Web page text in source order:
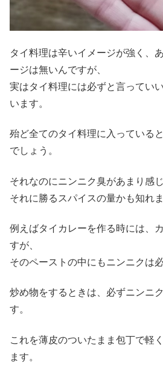
タイ料理は辛いイメージが強く、
ージは無いんですが、
実はタイ料理には必ずと言ってい
います。
殆ど全てのタイ料理に入っている
でしょう。
それなのにニンニク臭があまり感
それに勝るスパイスの量かも知れま
例えばタイカレーを作る時には、
すが、
そのペーストの中にもニンニクは
炒め物をするときは、必ずニンニ
す。
これを薄皮のついたまま包丁で軽
ます。